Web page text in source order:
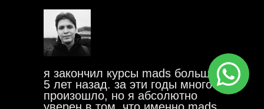
я закончил курсы mads больше
5 лет назад. за эти годы многое
произошло, но я абсолютно